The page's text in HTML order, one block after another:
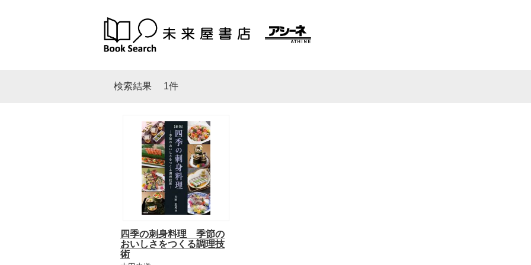
検索結果 1件
四季の刺身料理 季節の
おいしさをつくる調理技
術